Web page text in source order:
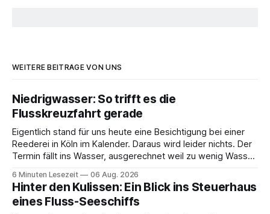
WEITERE BEITRÄGE VON UNS
Niedrigwasser: So trifft es die
Flusskreuzfahrt gerade
Eigentlich stand für uns heute eine Besichtigung bei einer
Reederei in Köln im Kalender. Daraus wird leider nichts. Der
Termin fällt ins Wasser, ausgerechnet weil zu wenig Wasser
und fahren mit Thurgau Travel die Donau hinunter Richtung
Budapest. Auch
6 Minuten Lesezeit 06 Aug. 2026
Hinter den Kulissen: Ein Blick ins Steuerhaus
eines Fluss-Seeschiffs